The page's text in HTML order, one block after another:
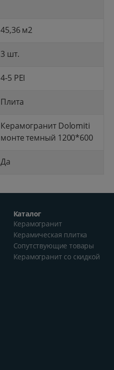
45,36 м2
3 шт.
4-5 PEI
Плита
Керамогранит Dolomiti
монте темный 1200*600
Да
Каталог
Керамогранит
Керамическая плитка
Сопутствующие товары
Керамогранит со скидкой